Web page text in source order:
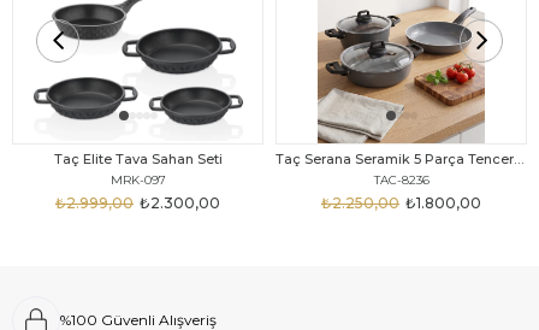
Taç Elite Tava Sahan Seti
MRK-097
₺2.300,00
₺2.999,00
Taç Serana Seramik 5 Parça Tencere Seti
TAC-8236
₺1.800,00
₺2.250,00
%100 Güvenli Alışveriş